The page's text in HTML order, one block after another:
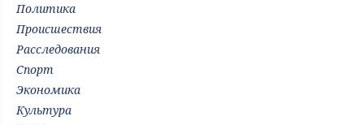
Политика
Происшествия
Расследования
Спорт
Экономика
Культура